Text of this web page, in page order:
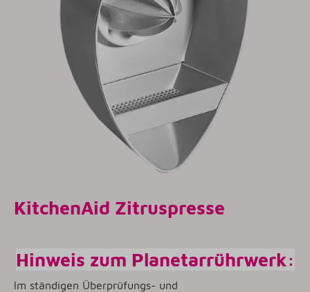
KitchenAid Zitruspresse
Hinweis zum Planetarrührwerk:
Im ständigen Überprüfungs- und